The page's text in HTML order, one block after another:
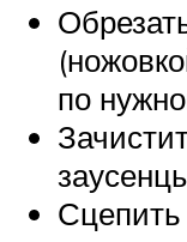
по
Сцепить